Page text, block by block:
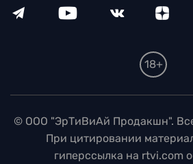
18+
© ООО "ЭрТиВиАй Продакшн".
При цитировании
гиперссылка на rtvi.com